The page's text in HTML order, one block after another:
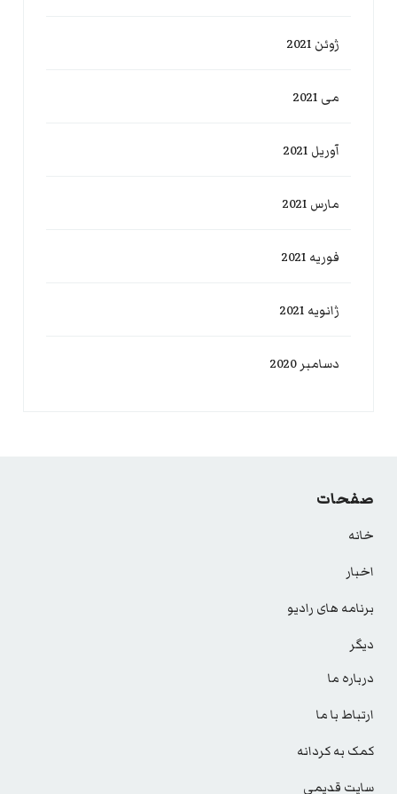
ژوئن 2021
می 2021
آوریل 2021
مارس 2021
فوریه 2021
ژانویه 2021
دسامبر 2020
صفحات
خانه
اخبار
برنامه های رادیو
دیگر
درباره ما
ارتباط با ما
کمک به کردانه
سایت قدیمی